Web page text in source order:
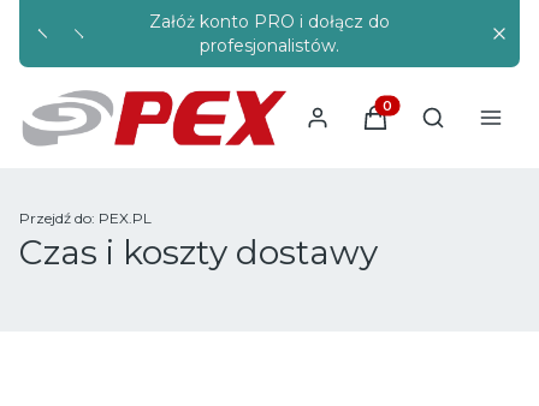
Załóż konto PRO i dołącz do
profesjonalistów.
Produkty w
Otwórz
Przejdź do: PEX.PL
Czas i koszty dostawy